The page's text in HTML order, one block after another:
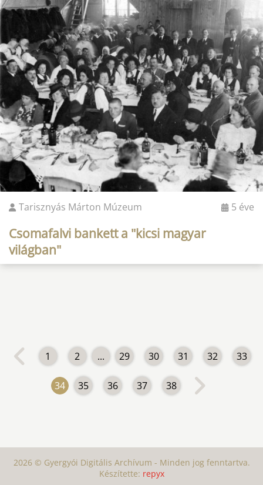
Tarisznyás Márton Múzeum 5 éve
Csomafalvi bankett a "kicsi magyar
világban"
1 2 ... 29 30 31 32 33
34 35 36 37 38
2026 © Gyergyói Digitális Archívum - Minden jog fenntartva.
Készítette: repyx